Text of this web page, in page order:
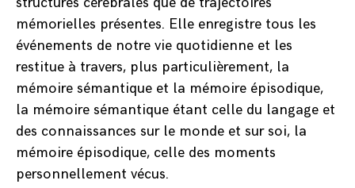
mémorielles présentes. Elle enregistre tous les
événements de notre vie quotidienne et les
restitue à travers, plus particulièrement, la
mémoire sémantique et la mémoire épisodique,
la mémoire sémantique étant celle du langage et
des connaissances sur le monde et sur soi, la
mémoire épisodique, celle des moments
personnellement vécus.